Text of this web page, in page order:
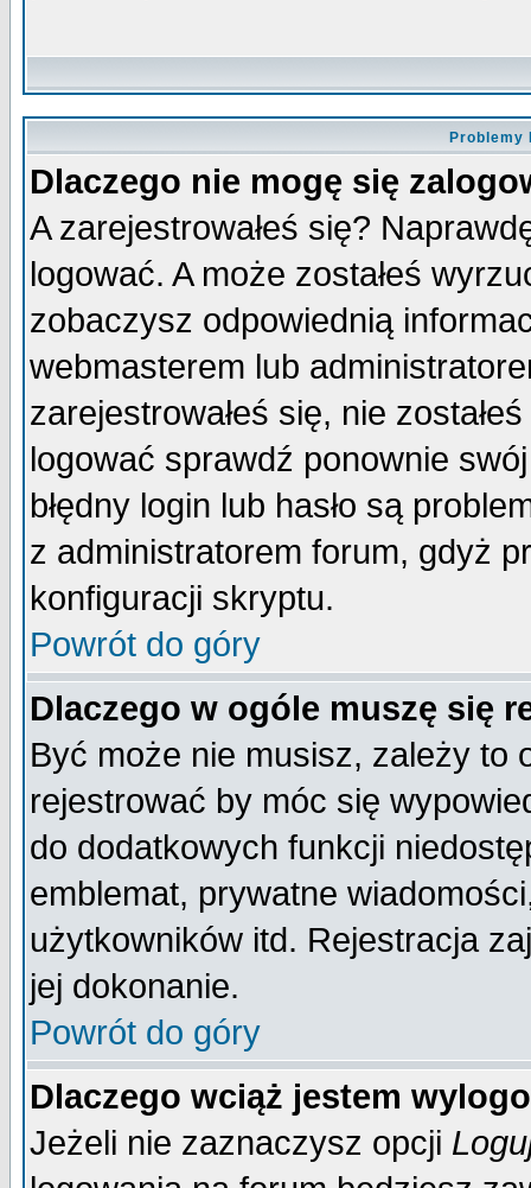
Problemy
Dlaczego nie mogę się
A zarejestrowałeś się?
logować. A może zostałeś
zobaczysz odpowiednią
webmasterem lub
zarejestrowałeś się, nie
logować sprawdź ponownie
błędny login lub hasło są
z administratorem forum, gdyż
konfiguracji skryptu.
Powrót do góry
Dlaczego w ogóle muszę się
Być może nie musisz, zależy to
rejestrować by móc się
do dodatkowych funkcji
emblemat, prywatne
użytkowników itd. Rejestracja
jej dokonanie.
Powrót do góry
Dlaczego wciąż jestem
Jeżeli nie zaznaczysz opcji